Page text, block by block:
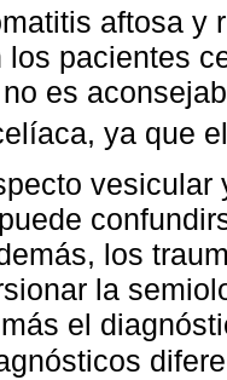
aftosa y
los pacientes
es
ya que
los
la
el